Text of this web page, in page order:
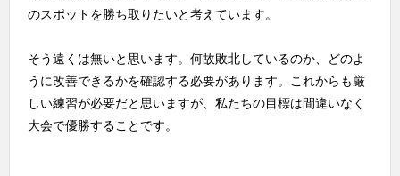
のスポットを勝ち取りたいと考えています。
そう遠くは無いと思います。何故敗北しているのか、どのよ
うに改善できるかを確認する必要があります。これからも厳
しい練習が必要だと思いますが、私たちの目標は間違いなく
大会で優勝することです。